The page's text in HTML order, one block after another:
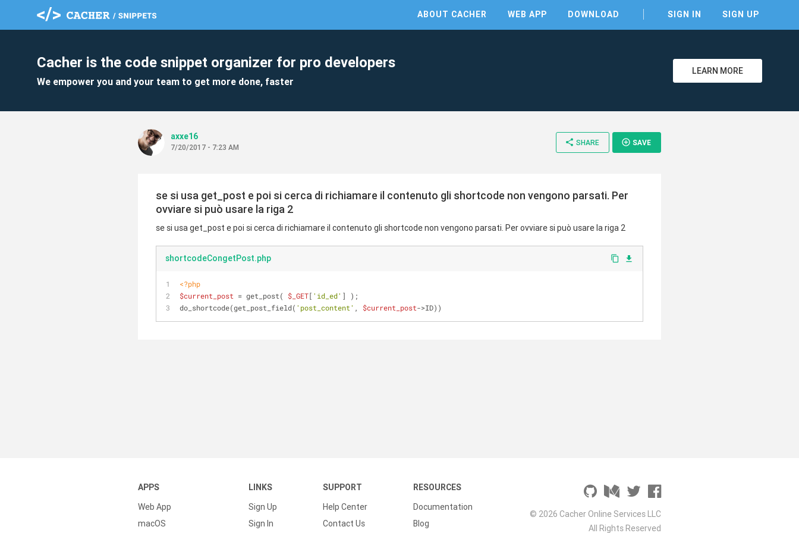
ABOUT CACHER WEB APP DOWNLOAD SIGN IN SIGN UP
Cacher is the code snippet organizer for pro developers
We empower you and your team to get more done, faster
LEARN MORE
axxe16
7/20/2017 - 7:23 AM
share SHARE add_circle_outline SAVE
se si usa get_post e poi si cerca di richiamare il contenuto gli shortcode non vengono parsati. Per
ovviare si può usare la riga 2
se si usa get_post e poi si cerca di richiamare il contenuto gli shortcode non vengono parsati. Per ovviare si può usare la riga 2
shortcodeCongetPost.php content_copy file_download
<?php
$current_post = get_post( $_GET[ 'id_ed' ] );
do_shortcode(get_post_field( 'post_content' , $current_post->ID))
APPS
Web App
macOS
LINKS
Sign Up
Sign In
SUPPORT
Help Center
Contact Us
RESOURCES
Documentation
Blog
© 2026 Cacher Online Services LLC
All Rights Reserved